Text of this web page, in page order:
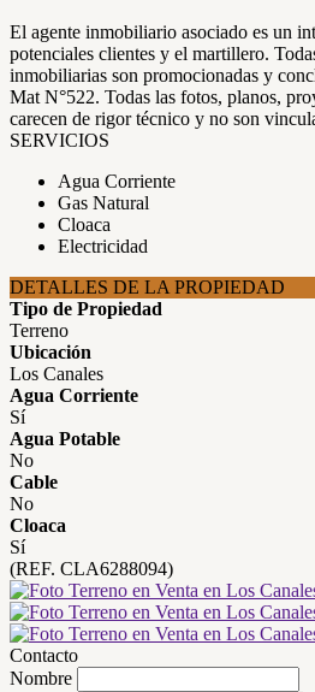
El agente inmobiliario asociado es un
potenciales clientes y el martillero.
inmobiliarias son promocionadas y
Mat N°522. Todas las fotos, planos,
carecen de rigor técnico y no son
SERVICIOS
Agua Corriente
Gas Natural
Cloaca
Electricidad
DETALLES DE LA PROPIEDAD
Tipo de Propiedad
Terreno
Ubicación
Los Canales
Agua Corriente
Sí
Agua Potable
No
Cable
No
Cloaca
Sí
(REF. CLA6288094)
Contacto
Nombre